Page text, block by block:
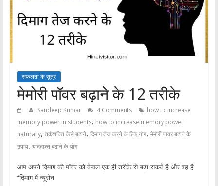
सफलता के सूत्र
मेमोरी पॉवर बढ़ाने के 12 तरीके
Sandeep Kumar 4 Comments
how to increase
memory power in students, how to increase memory power
naturally, तर्कशक्ति कैसे बढ़ाये, दिमाग तेज करने के लिए योग, मेमोरी पावर बढ़ाने के
उपाय, याददाश्त बढ़ाने के योग
आप अपने दिमाग की पॉवर को केवल एक ही तरीके से बढ़ा सकते है और वह है
“दिमाग में न्यूरोन